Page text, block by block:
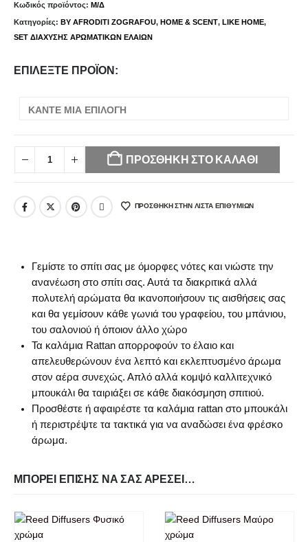
Κωδικός προϊόντος: Μ/Δ
Κατηγορίες: BY AFRODITI ZOGRAFOU, HOME & SCENT, LIKE HOME,
SET ΔΙΑΧΥΣΗΣ ΑΡΩΜΑΤΙΚΩΝ ΕΛΑΙΩΝ
ΕΠΙΛΈΞΤΕ ΠΡΟΪΌΝ
Your
selection
has
Please
options
before
adding
product
to
your
cart.
ΠΡΟΣΘΉΚΗ ΣΤΟ ΚΑΛΆΘΙ
ΠΡΌΣΘΉΚΗ ΣΤΗΝ ΛΊΣΤΑ ΕΠΙΘΥΜΙΏΝ
Γεμίστε το σπίτι σας με όμορφες νότες και νιώστε την
ανανέωση στο σπίτι σας. Αυτά τα διακριτικά αλλά
πολυτελή αρώματα θα ικανοποιήσουν τις αισθήσεις σας
και θα γεμίσουν κάθε γωνιά του γραφείου, του μπάνιου,
του σαλονιού ή όποιον άλλο χώρο
Τα καλάμια Rattan απορροφούν το έλαιο και
απελευθερώνουν ένα λεπτό και εκλεπτυσμένο άρωμα
στον αέρα συνεχώς. Απλό αλλά κομψό καλλιτεχνικό
μπουκάλι θα ταιριάξει σε κάθε διακόσμηση σπιτιού.
Προσθέστε ή αφαιρέστε τα καλάμια rattan στο μπουκάλι
ή περιστρέψτε τα τακτικά για να αναδώσει ένα φρέσκο ​​
άρωμα.
ΜΠΟΡΕΊ ΕΠΊΣΗΣ ΝΑ ΣΑΣ ΑΡΈΣΕΙ…